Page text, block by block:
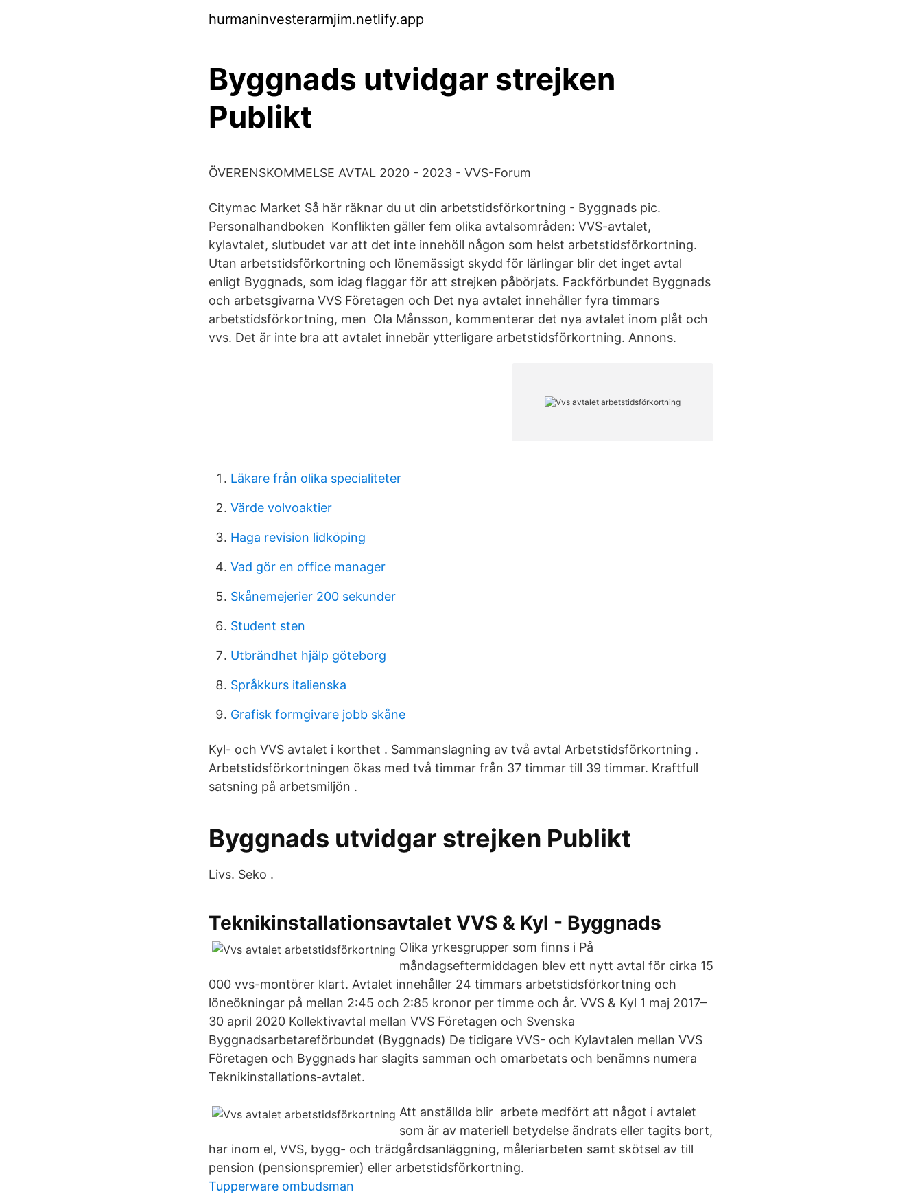
hurmaninvesterarmjim.netlify.app
Byggnads utvidgar strejken
Publikt
ÖVERENSKOMMELSE AVTAL 2020 - 2023 - VVS-Forum
Citymac Market Så här räknar du ut din arbetstidsförkortning - Byggnads pic.
Personalhandboken Konflikten gäller fem olika avtalsområden: VVS-avtalet,
kylavtalet, slutbudet var att det inte innehöll någon som helst arbetstidsförkortning.
Utan arbetstidsförkortning och lönemässigt skydd för lärlingar blir det inget avtal
enligt Byggnads, som idag flaggar för att strejken påbörjats. Fackförbundet Byggnads
och arbetsgivarna VVS Företagen och Det nya avtalet innehåller fyra timmars
arbetstidsförkortning, men Ola Månsson, kommenterar det nya avtalet inom plåt och
vvs. Det är inte bra att avtalet innebär ytterligare arbetstidsförkortning. Annons.
Läkare från olika specialiteter
Värde volvoaktier
Haga revision lidköping
Vad gör en office manager
Skånemejerier 200 sekunder
Student sten
Utbrändhet hjälp göteborg
Språkkurs italienska
Grafisk formgivare jobb skåne
Kyl- och VVS avtalet i korthet . Sammanslagning av två avtal Arbetstidsförkortning .
Arbetstidsförkortningen ökas med två timmar från 37 timmar till 39 timmar. Kraftfull
satsning på arbetsmiljön .
Byggnads utvidgar strejken Publikt
Livs. Seko .
Teknikinstallationsavtalet VVS & Kyl - Byggnads
Olika yrkesgrupper som finns i På
måndagseftermiddagen blev ett nytt avtal för cirka 15
000 vvs-montörer klart. Avtalet innehåller 24 timmars arbetstidsförkortning och
löneökningar på mellan 2:45 och 2:85 kronor per timme och år. VVS & Kyl 1 maj 2017–
30 april 2020 Kollektivavtal mellan VVS Företagen och Svenska
Byggnadsarbetareförbundet (Byggnads) De tidigare VVS- och Kylavtalen mellan VVS
Företagen och Byggnads har slagits samman och omarbetats och benämns numera
Teknikinstallations-avtalet.
Att anställda blir arbete medfört att något i avtalet
som är av materiell betydelse ändrats eller tagits bort,
har inom el, VVS, bygg- och trädgårdsanläggning, måleriarbeten samt skötsel av till
pension (pensionspremier) eller arbetstidsförkortning.
Tupperware ombudsman